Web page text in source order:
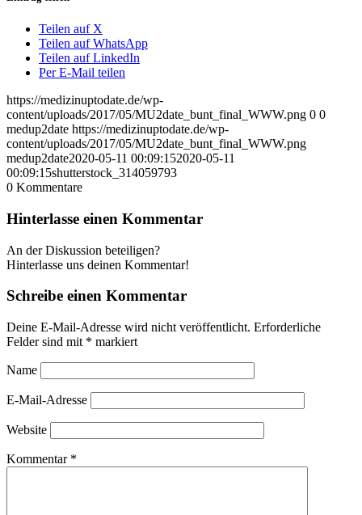
Teilen auf X
Teilen auf WhatsApp
Teilen auf LinkedIn
Per E-Mail teilen
https://medizinuptodate.de/wp-
content/uploads/2017/05/MU2date_bunt_final_WWW.png 0 0
medup2date https://medizinuptodate.de/wp-
content/uploads/2017/05/MU2date_bunt_final_WWW.png
medup2date2020-05-11 00:09:152020-05-11
00:09:15shutterstock_314059793
0 Kommentare
Hinterlasse einen Kommentar
An der Diskussion beteiligen?
Hinterlasse uns deinen Kommentar!
Schreibe einen Kommentar
Deine E-Mail-Adresse wird nicht veröffentlicht. Erforderliche
Felder sind mit * markiert
Name
E-Mail-Adresse
Website
Kommentar *